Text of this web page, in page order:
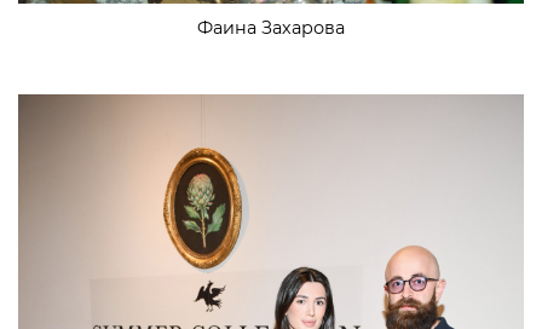
Фаина Захарова